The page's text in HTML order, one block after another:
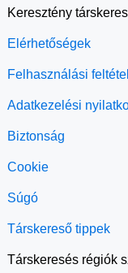
Keresztény
Elérhetőségek
Felhasználási
Adatkezelési
Biztonság
Cookie
Súgó
Társkereső tippek
Társkeresés régiók